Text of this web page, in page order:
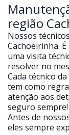
região
Nossos
Cachoeirinha.
uma visita
resolver no
Cada técnico
tem como
atenção aos
seguro sempre!
Antes de
eles sempre